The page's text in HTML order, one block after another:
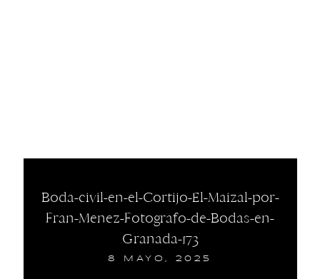
Boda-civil-en-el-Cortijo-El-Maizal-por-
Fran-Menez-Fotografo-de-Bodas-en-
Granada-173
8 MAYO, 2025